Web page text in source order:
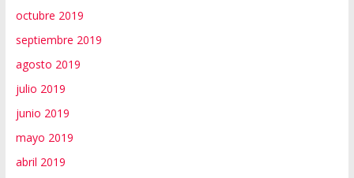
octubre 2019
septiembre 2019
agosto 2019
julio 2019
junio 2019
mayo 2019
abril 2019